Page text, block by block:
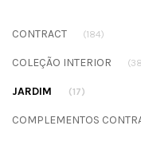
CONTRACT (184)
COLEÇÃO INTERIOR
JARDIM (17)
COMPLEMENTOS